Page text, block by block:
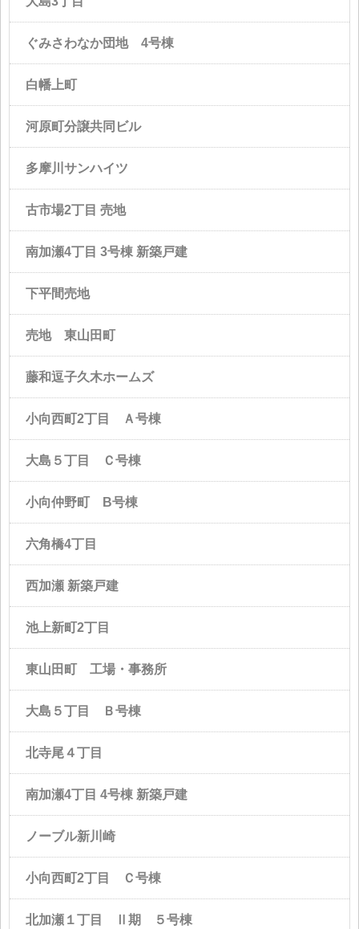
ぐみさわなか団地 4号棟
白幡上町
河原町分譲共同ビル
多摩川サンハイツ
古市場2丁目 売地
南加瀬4丁目 3号棟 新築戸建
下平間売地
売地 東山田町
藤和逗子久木ホームズ
小向西町2丁目 Ａ号棟
大島５丁目 Ｃ号棟
小向仲野町 B号棟
六角橋4丁目
西加瀬 新築戸建
池上新町2丁目
東山田町 工場・事務所
大島５丁目 Ｂ号棟
北寺尾４丁目
南加瀬4丁目 4号棟 新築戸建
ノーブル新川崎
小向西町2丁目 Ｃ号棟
北加瀬１丁目 Ⅱ期 ５号棟